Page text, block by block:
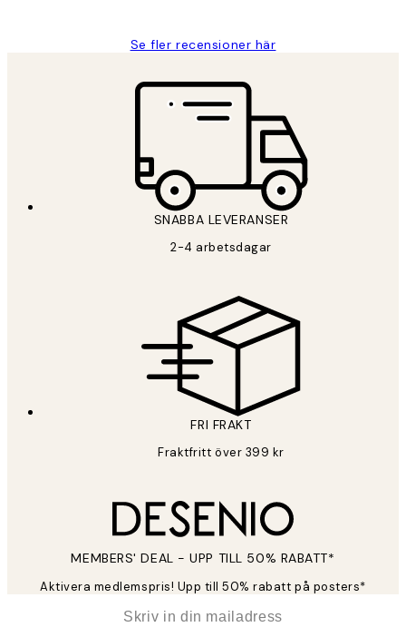
Se fler recensioner här
SNABBA LEVERANSER
2-4 arbetsdagar
FRI FRAKT
Fraktfritt över 399 kr
MEMBERS' DEAL - UPP TILL 50% RABATT*
Aktivera medlemspris! Upp till 50% rabatt på posters*